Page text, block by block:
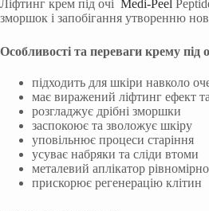
Ліфтинг крем під очі Medi-Peel
зморшок і запобігання утворенню
Особливості та переваги крему під
підходить для шкіри навколо
має виражений ліфтинг ефект
розгладжує дрібні зморшки
заспокоює та зволожує шкіру
уповільнює процеси старіння
усуває набряки та сліди втоми
металевий аплікатор
прискорює регенерацію клітин